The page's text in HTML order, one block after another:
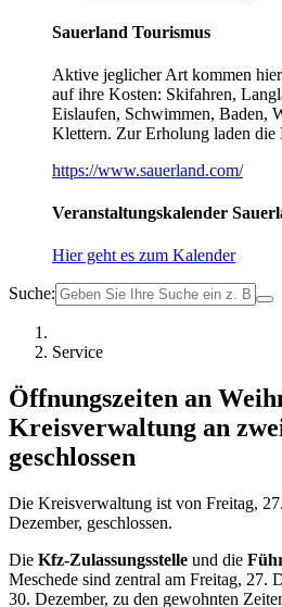
Sauerland Tourismus
Aktive jeglicher Art kommen
auf ihre Kosten: Skifahren,
Eislaufen, Schwimmen, Baden,
Klettern. Zur Erholung laden die
https://www.sauerland.com/
Veranstaltungskalender
Hier geht es zum Kalender
Suche:
Service
Öffnungszeiten an
Kreisverwaltung an
geschlossen
Die Kreisverwaltung ist von Freitag,
Dezember, geschlossen.
Die Kfz-Zulassungsstelle und die
Meschede sind zentral am Freitag, 27.
30. Dezember, zu den gewohnten